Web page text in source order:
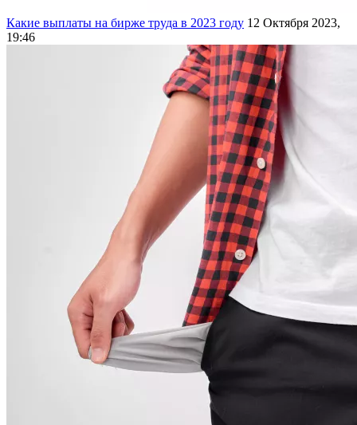
Какие выплаты на бирже труда в 2023 году 12 Октября 2023,
19:46